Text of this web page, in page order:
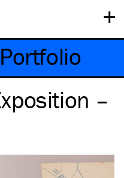
+
Portfolio
–